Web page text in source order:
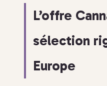
L’offre
sélection
Europe